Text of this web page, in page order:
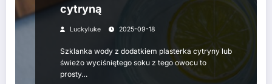
cytryną
Luckyluke 2025-09-18
Szklanka wody z dodatkiem plasterka cytryny lub
świeżo wyciśniętego soku z tego owocu to
prosty…